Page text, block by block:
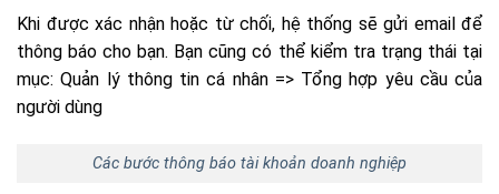
Khi được xác nhận hoặc từ chối, hệ thống sẽ gửi email để
thông báo cho bạn. Bạn cũng có thể kiểm tra trạng thái tại
mục: Quản lý thông tin cá nhân => Tổng hợp yêu cầu của
người dùng
Các bước thông báo tài khoản doanh nghiệp